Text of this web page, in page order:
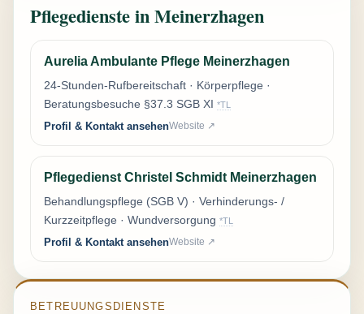
Pflegedienste in Meinerzhagen
Aurelia Ambulante Pflege Meinerzhagen
24-Stunden-Rufbereitschaft · Körperpflege ·
Beratungsbesuche §37.3 SGB XI *TL
Profil & Kontakt ansehenWebsite ↗
Pflegedienst Christel Schmidt Meinerzhagen
Behandlungspflege (SGB V) · Verhinderungs- /
Kurzzeitpflege · Wundversorgung *TL
Profil & Kontakt ansehenWebsite ↗
BETREUUNGSDIENSTE